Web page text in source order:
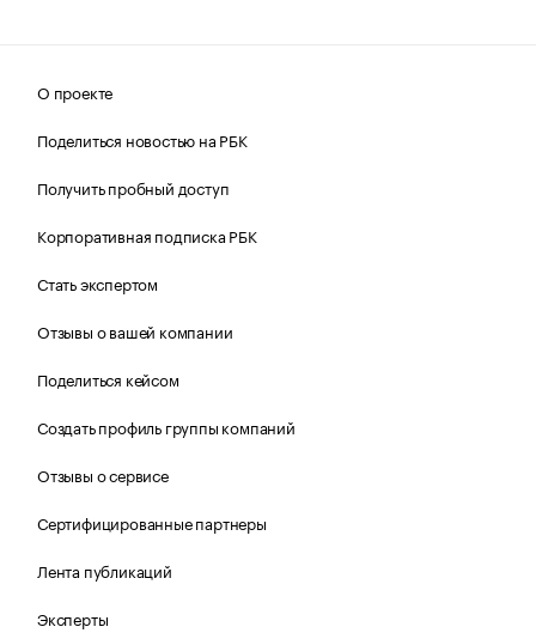
О проекте
Поделиться новостью на РБК
Получить пробный доступ
Корпоративная подписка РБК
Стать экспертом
Отзывы о вашей компании
Поделиться кейсом
Создать профиль группы компаний
Отзывы о сервисе
Сертифицированные партнеры
Лента публикаций
Эксперты